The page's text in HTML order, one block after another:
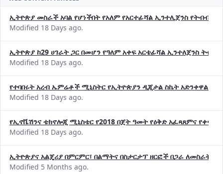
ኢትዮጵያ መስራች አባል የሆነችበት የአለም የአርተፊሻል ኢንተሊጀንስ የትብብር
Modified 18 Days ago.
ኢትዮጵያ ከ29 ሀገራት ጋር በመሆን የዓለም አቀፍ አርቴፊሻል ኢንተለጀንስ
Modified 18 Days ago.
የተባበሩት አረብ ኤምሬቶች ሚኒስትር የኢትዮጵያን ዲጂታል ስኬት አድንቀዋል
Modified 18 Days ago.
የኢኖቬሽንና ቴክኖሎጂ ሚኒስቴር የ2018 በጀት ዓመት የዕቅድ አፈጻጸምና
Modified 18 Days ago.
ኢትዮጵያና አልጄሪያ በምርምር፣ በልማትና በስታርታፕ ዘርፎች በጋራ ለመስራት
Modified 5 Months ago.